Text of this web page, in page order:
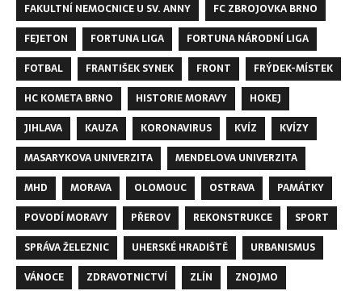
FAKULTNÍ NEMOCNICE U SV. ANNY
FC ZBROJOVKA BRNO
FEJETON
FORTUNA LIGA
FORTUNA NÁRODNÍ LIGA
FOTBAL
FRANTIŠEK SYNEK FRONT
FRÝDEK-MÍSTEK
HC KOMETA BRNO
HISTORIE MORAVY
HOKEJ
JIHLAVA
KAUZA KORONAVIRUS KVÍZ
KVÍZY
MASARYKOVA UNIVERZITA
MENDELOVA UNIVERZITA
MHD
MORAVA OLOMOUC OSTRAVA
PAMÁTKY
POVODÍ MORAVY
PŘEROV REKONSTRUKCE
SPORT
SPRÁVA ŽELEZNIC
UHERSKÉ HRADIŠTĚ
URBANISMUS
VÁNOCE
ZDRAVOTNICTVÍ ZLÍN
ZNOJMO